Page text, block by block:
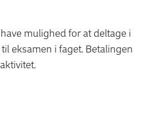
mulighed for at deltage i
eksamen i faget. Betalingen